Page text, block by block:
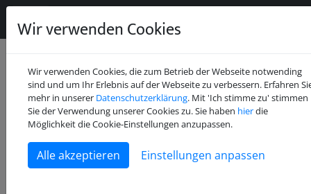
Juli 2026 (2)
Dezember 2025 (3)
Oktober 2025 (1)
Wir verwenden Cookies
Wir verwenden Cookies, die zum Betrieb der Webseite notwending
sind und um Ihr Erlebnis auf der Webseite zu verbessern. Erfahren
mehr in unserer Datenschutzerklärung. Mit 'Ich stimme zu' stimmen
Sie der Verwendung unserer Cookies zu. Sie haben hierdie
Möglichkeit die Cookie-Einstellungen anzupassen.
Einstellungen anpassen